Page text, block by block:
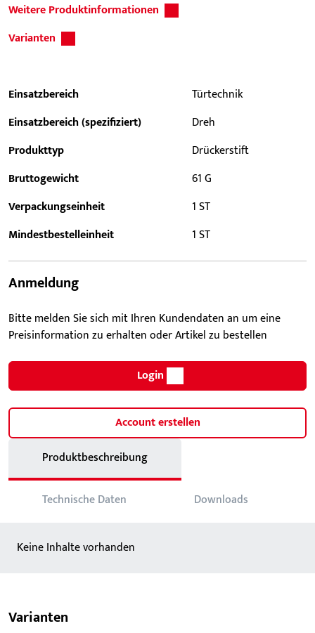
Weitere Produktinformationen
Varianten
Einsatzbereich
Türtechnik
Einsatzbereich (spezifiziert)
Dreh
Produkttyp
Drückerstift
Bruttogewicht
61 G
Verpackungseinheit
1 ST
Mindestbestelleinheit
1 ST
Anmeldung
Bitte melden Sie sich mit Ihren Kundendaten an um eine
Preisinformation zu erhalten oder Artikel zu bestellen
Login
Account erstellen
Produktbeschreibung
Technische Daten Downloads
Keine Inhalte vorhanden
Varianten